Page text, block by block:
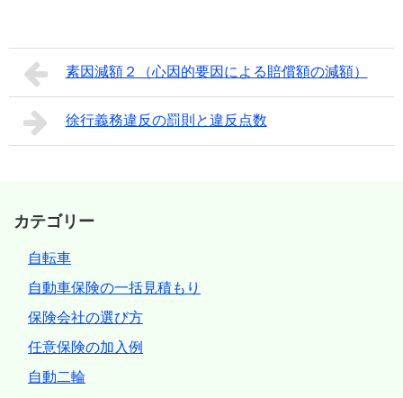
素因減額２（心因的要因による賠償額の減額）
徐行義務違反の罰則と違反点数
カテゴリー
自転車
自動車保険の一括見積もり
保険会社の選び方
任意保険の加入例
自動二輪